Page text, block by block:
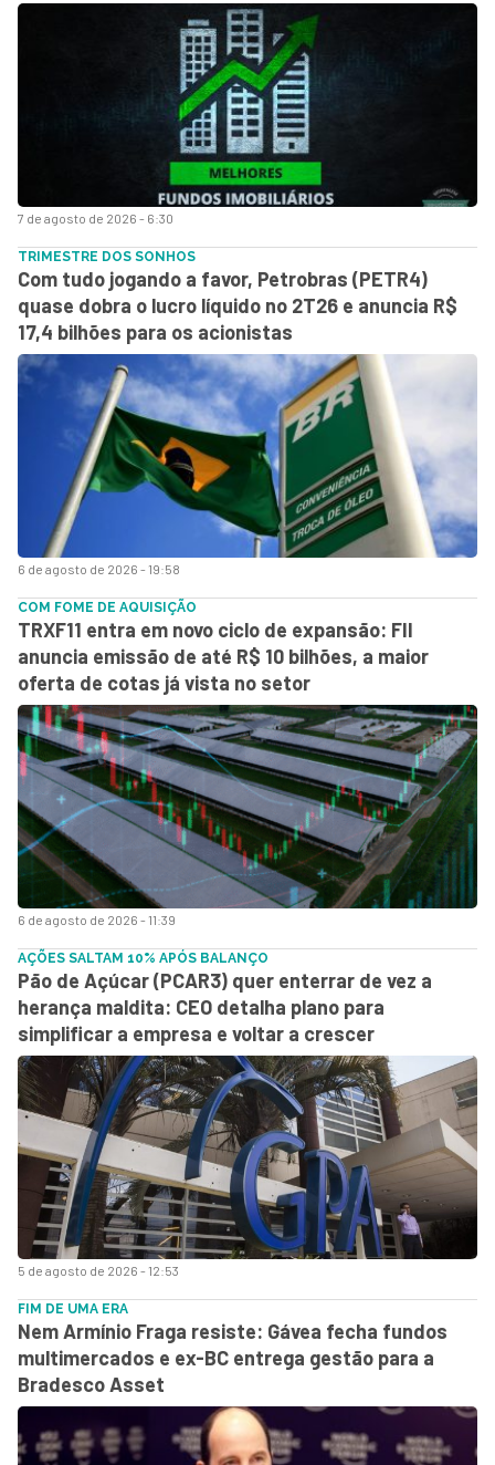
7 de agosto de 2026 - 6:30
6 de agosto de 2026 - 19:58
TRIMESTRE DOS SONHOS
Com tudo jogando a favor, Petrobras (PETR4)
quase dobra o lucro líquido no 2T26 e anuncia R$
17,4 bilhões para os acionistas
6 de agosto de 2026 - 11:39
COM FOME DE AQUISIÇÃO
TRXF11 entra em novo ciclo de expansão: FII
anuncia emissão de até R$ 10 bilhões, a maior
oferta de cotas já vista no setor
5 de agosto de 2026 - 12:53
AÇÕES SALTAM 10% APÓS BALANÇO
Pão de Açúcar (PCAR3) quer enterrar de vez a
herança maldita: CEO detalha plano para
simplificar a empresa e voltar a crescer
FIM DE UMA ERA
Nem Armínio Fraga resiste: Gávea fecha fundos
multimercados e ex-BC entrega gestão para a
Bradesco Asset